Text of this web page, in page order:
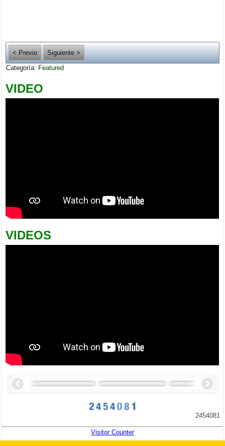
< Previo
Siguiente >
Categoría: Featured
VIDEO
VIDEOS
2454081
Visitor Counter